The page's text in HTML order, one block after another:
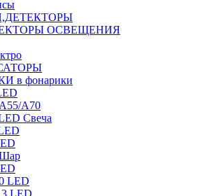
ОСВЕЩЕНИЯ
в фонарики
A70
Свеча
LED
LED